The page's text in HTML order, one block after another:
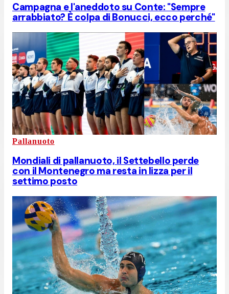
Campagna e l'aneddoto su Conte: "Sempre
arrabbiato? È colpa di Bonucci, ecco perché"
Pallanuoto
Mondiali di pallanuoto, il Settebello perde
con il Montenegro ma resta in lizza per il
settimo posto